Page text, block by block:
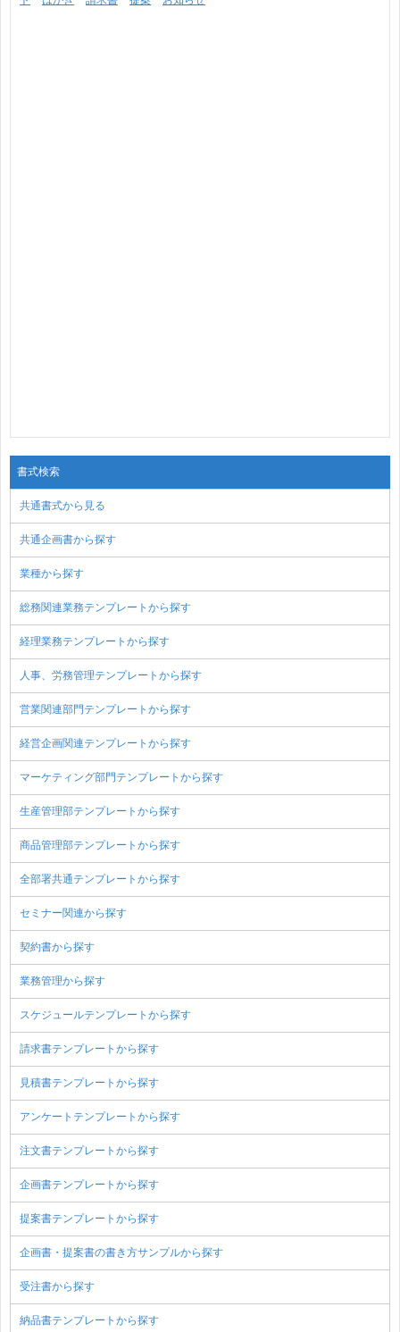
書式検索
共通書式から見る
共通企画書から探す
業種から探す
総務関連業務テンプレートから探す
経理業務テンプレートから探す
人事、労務管理テンプレートから探す
営業関連部門テンプレートから探す
経営企画関連テンプレートから探す
マーケティング部門テンプレートから探す
生産管理部テンプレートから探す
商品管理部テンプレートから探す
全部署共通テンプレートから探す
セミナー関連から探す
契約書から探す
業務管理から探す
スケジュールテンプレートから探す
請求書テンプレートから探す
見積書テンプレートから探す
アンケートテンプレートから探す
注文書テンプレートから探す
企画書テンプレートから探す
提案書テンプレートから探す
企画書・提案書の書き方サンプルから探す
受注書から探す
納品書テンプレートから探す